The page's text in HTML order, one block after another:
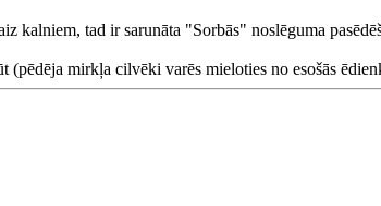
kalniem, tad ir sarunāta "Sorbās" noslēguma
(pēdēja mirkļa cilvēki varēs mieloties no esošās